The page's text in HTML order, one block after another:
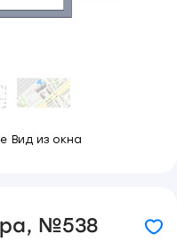
Вид из окна
№538